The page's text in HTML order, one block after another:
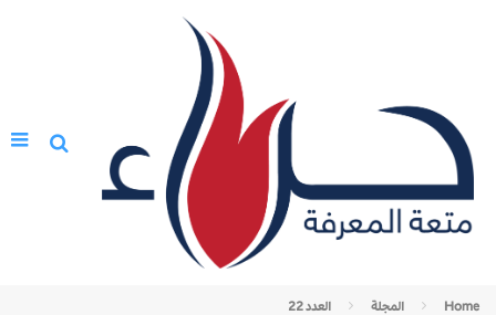
Home المجلة العدد 22